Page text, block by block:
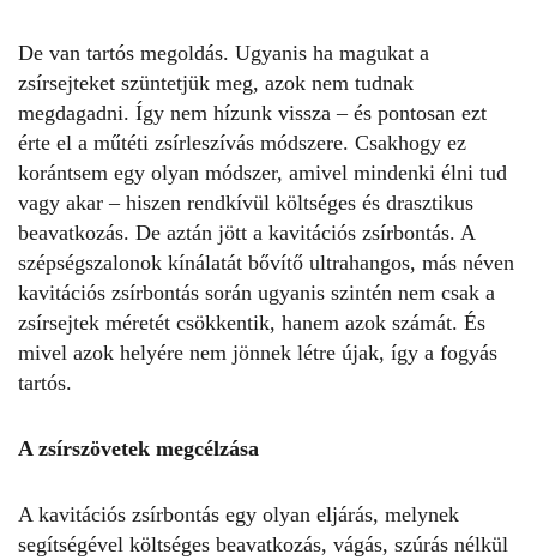
De van tartós megoldás. Ugyanis ha magukat a
zsírsejteket szüntetjük meg, azok nem tudnak
megdagadni. Így nem hízunk vissza – és pontosan ezt
érte el a műtéti zsírleszívás módszere. Csakhogy ez
korántsem egy olyan módszer, amivel mindenki élni tud
vagy akar – hiszen rendkívül költséges és drasztikus
beavatkozás. De aztán jött a kavitációs zsírbontás. A
szépségszalonok kínálatát bővítő ultrahangos, más néven
kavitációs zsírbontás során ugyanis szintén nem csak a
zsírsejtek méretét csökkentik, hanem azok számát. És
mivel azok helyére nem jönnek létre újak, így a fogyás
tartós.
A zsírszövetek megcélzása
A kavitációs zsírbontás egy olyan eljárás, melynek
segítségével költséges beavatkozás, vágás, szúrás nélkül